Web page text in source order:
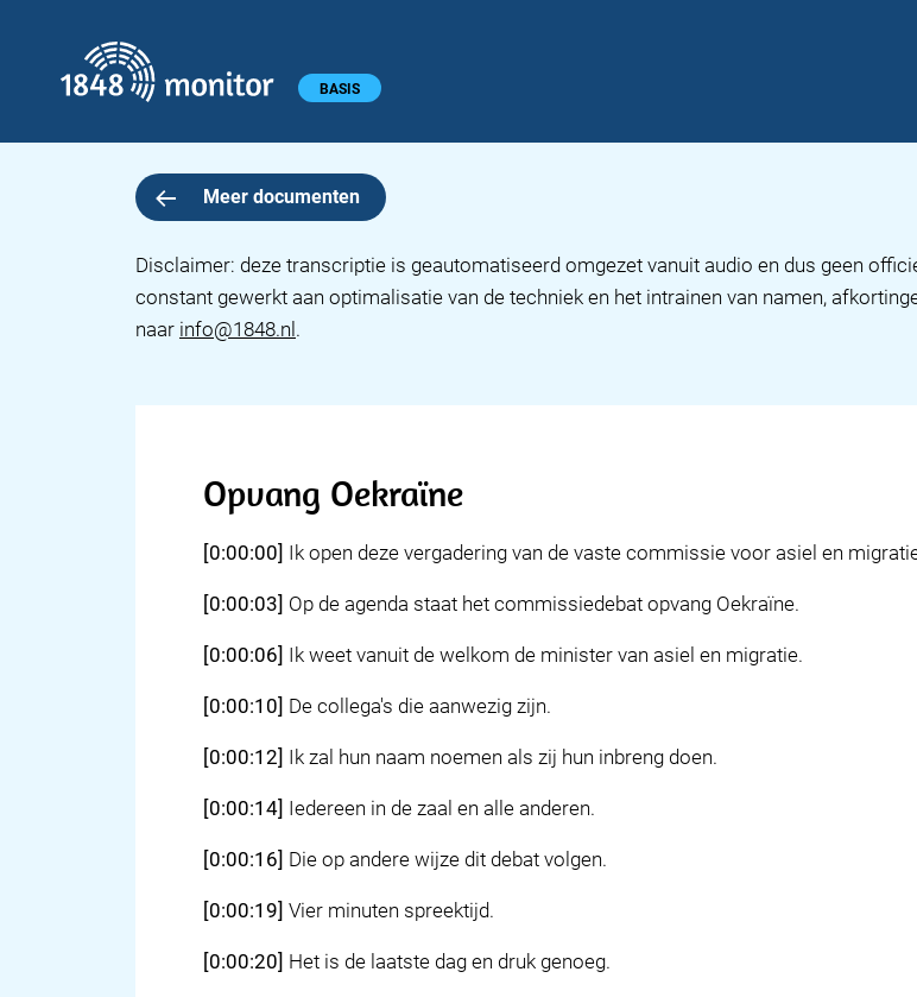
Hoofdmenu BASIS
Meer documenten
Disclaimer: deze transcriptie is geautomatiseerd omgezet vanuit audio en dus geen
constant gewerkt aan optimalisatie van de techniek en het intrainen van namen,
naar info@1848.nl .
Opvang Oekraïne
[0:00:00] Ik open deze vergadering van de vaste commissie voor asiel en
[0:00:03] Op de agenda staat het commissiedebat opvang Oekraïne.
[0:00:06] Ik weet vanuit de welkom de minister van asiel en migratie.
[0:00:10] De collega's die aanwezig zijn.
[0:00:12] Ik zal hun naam noemen als zij hun inbreng doen.
[0:00:14] Iedereen in de zaal en alle anderen.
[0:00:16] Die op andere wijze dit debat volgen.
[0:00:19] Vier minuten spreektijd.
[0:00:20] Het is de laatste dag en druk genoeg.